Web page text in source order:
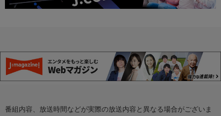
番組内容、放送時間などが実際の放送内容と異なる場合がございま